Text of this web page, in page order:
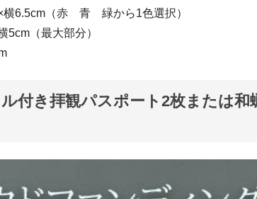
横6.5cm（赤 青 緑から1色選択）
5cm（最大部分）
付き拝観パスポート2枚または和